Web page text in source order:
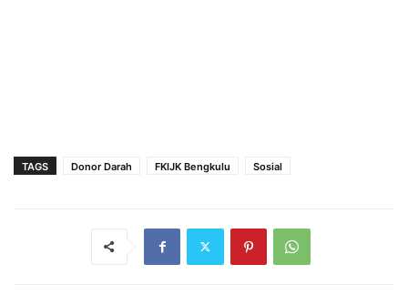
TAGS Donor Darah FKIJK Bengkulu Sosial